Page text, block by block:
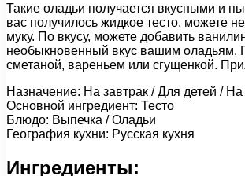
Такие оладьи получается вкусными и
вас получилось жидкое тесто, можете
муку. По вкусу, можете добавить
необыкновенный вкус вашим оладьям.
сметаной, вареньем или сгущенкой.
Назначение: На завтрак / Для детей / На
Основной ингредиент: Тесто
Блюдо: Выпечка / Оладьи
География кухни: Русская кухня
Ингредиенты: